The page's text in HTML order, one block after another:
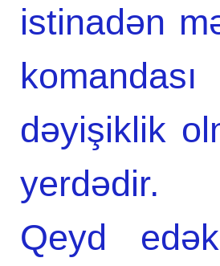
istinadən
dəyişiklik
yerdədir.
Qeyd